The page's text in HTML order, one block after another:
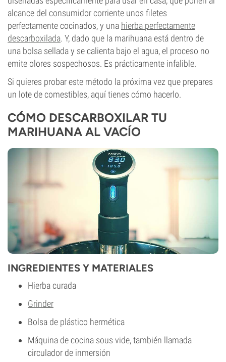
alcance del consumidor corriente unos filetes
perfectamente cocinados, y una hierba perfectamente
descarboxilada. Y, dado que la marihuana está dentro de
una bolsa sellada y se calienta bajo el agua, el proceso no
emite olores sospechosos. Es prácticamente infalible.
Si quieres probar este método la próxima vez que prepares
un lote de comestibles, aquí tienes cómo hacerlo.
CÓMO DESCARBOXILAR TU
MARIHUANA AL VACÍO
INGREDIENTES Y MATERIALES
Hierba curada
Grinder
Bolsa de plástico hermética
Máquina de cocina sous vide, también llamada
circulador de inmersión